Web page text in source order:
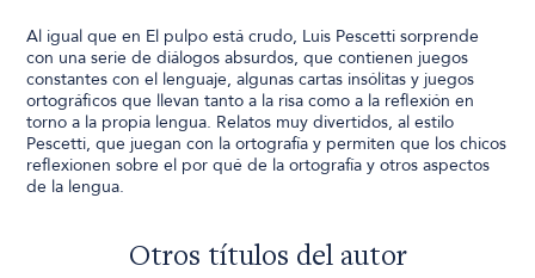
Al igual que en El pulpo está crudo, Luis Pescetti sorprende
con una serie de diálogos absurdos, que contienen juegos
constantes con el lenguaje, algunas cartas insólitas y juegos
ortográficos que llevan tanto a la risa como a la reflexión en
torno a la propia lengua. Relatos muy divertidos, al estilo
Pescetti, que juegan con la ortografía y permiten que los chicos
reflexionen sobre el por qué de la ortografía y otros aspectos
de la lengua.
Otros títulos del autor